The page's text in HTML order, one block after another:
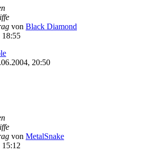
von Black Diamond
18:55
20:50
von MetalSnake
15:12